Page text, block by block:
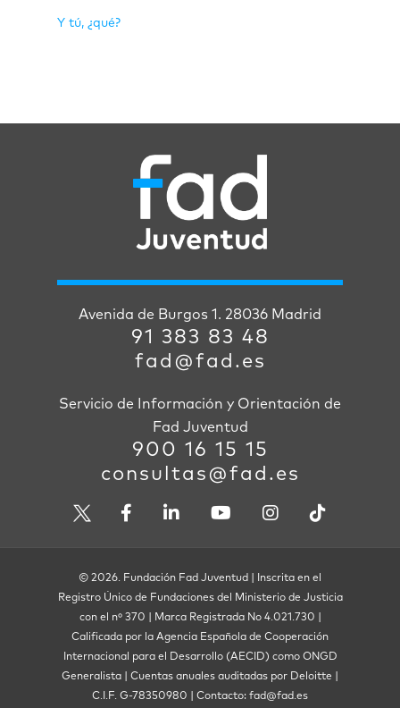
Y tú, ¿qué?
Avenida de Burgos 1. 28036 Madrid
91 383 83 48
fad@fad.es
Servicio de Información y Orientación de
Fad Juventud
900 16 15 15
consultas@fad.es
© 2026. Fundación Fad Juventud | Inscrita en el
Registro Único de Fundaciones del Ministerio de Justicia
con el nº 370 | Marca Registrada No 4.021.730 |
Calificada por la Agencia Española de Cooperación
Internacional para el Desarrollo (AECID) como ONGD
Generalista | Cuentas anuales auditadas por Deloitte |
C.I.F. G-78350980 | Contacto: fad@fad.es